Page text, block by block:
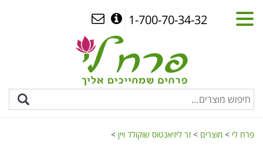
1-700-70-34-32
פרח לי > מוצרים > זר ליזיאנטוס שוקולד ויין >